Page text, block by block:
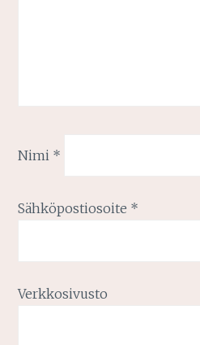
Nimi *
Sähköpostiosoite *
Verkkosivusto